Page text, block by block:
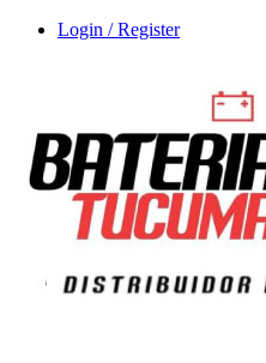
Login / Register